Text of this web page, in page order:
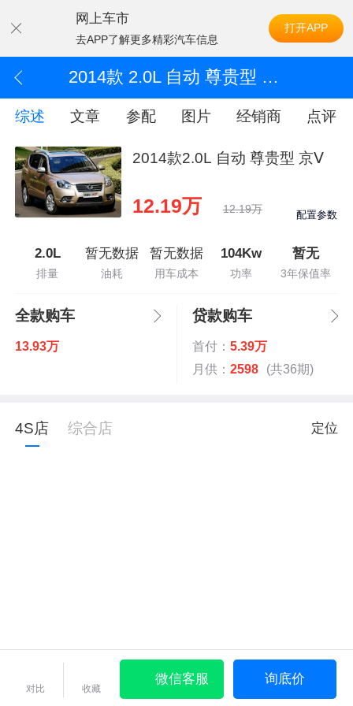
网上车市
去APP了解更多精彩汽车信息
打开APP
2014款 2.0L 自动 尊贵型 京Ⅴ
综述 文章 参配 图片 经销商 点评
2014款2.0L 自动 尊贵型 京Ⅴ
12.19万 12.19万 配置参数
2.0L
排量
暂无数据
油耗
暂无数据
用车成本
104Kw
功率
暂无
3年保值率
全款购车
13.93万
贷款购车
首付： 5.39万
月供： 2598 (共36期)
4S店 综合店 定位
对比 收藏
微信客服 询底价